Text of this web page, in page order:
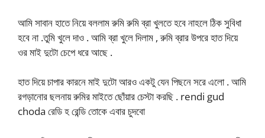
আমি সাবান হাতে নিয়ে বললাম রুমি রুমি ব্রা খুলতে হবে নাহলে ঠিক সুবিধা
হবে না .তুমি খুলে দাও . আমি ব্রা খুলে দিলাম , রুমি ব্রার উপরে হাত দিয়ে
ওর মাই দুটো চেপে ধরে আছে .
হাত দিয়ে চাপার কারনে মাই দুটো আরও একটু যেন পিছনে সরে এলো . আমি
রগড়ানোর ছলনায় রুমির মাইতে ছোঁয়ার চেস্টা করছি . rendi gud
choda রেডি হ রেন্ডি তোকে এবার চুদবো